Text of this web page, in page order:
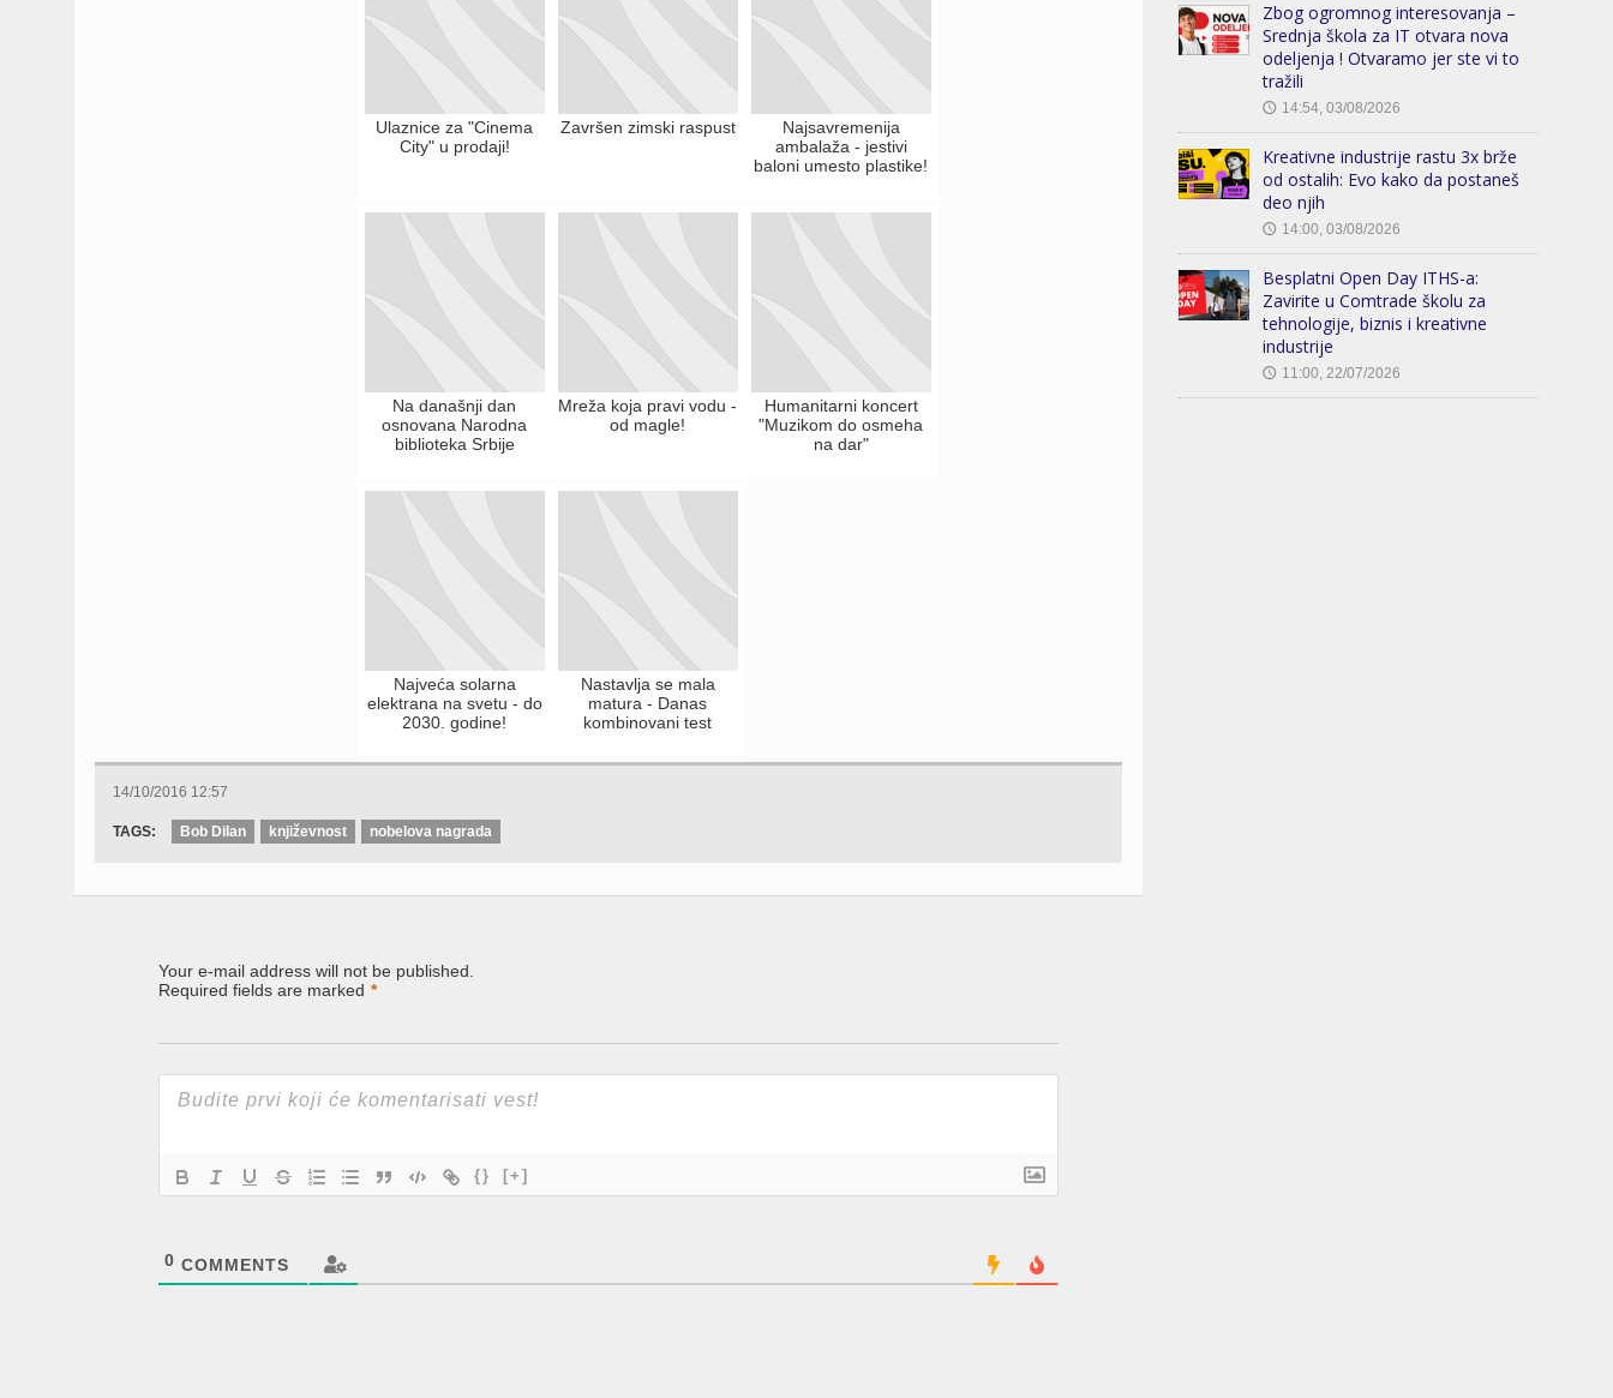
Ulaznice za "Cinema
City" u prodaji!
Završen zimski raspust
Najsavremenija
ambalaža - jestivi
baloni umesto plastike!
Na današnji dan
osnovana Narodna
biblioteka Srbije
Mreža koja pravi vodu -
od magle!
Humanitarni koncert
"Muzikom do osmeha
na dar"
Najveća solarna
elektrana na svetu - do
2030. godine!
Nastavlja se mala
matura - Danas
kombinovani test
14/10/2016 12:57
TAGS: Bob Dilan književnost nobelova nagrada
Your e-mail address will not be published.
Required fields are marked *
{} [+]
0 COMMENTS
Zbog ogromnog interesovanja –
Srednja škola za IT otvara nova
odeljenja ! Otvaramo jer ste vi to
tražili
🕔 14:54, 03/08/2026
Kreativne industrije rastu 3x brže
od ostalih: Evo kako da postaneš
deo njih
🕔 14:00, 03/08/2026
Besplatni Open Day ITHS-a:
Zavirite u Comtrade školu za
tehnologije, biznis i kreativne
industrije
🕔 11:00, 22/07/2026